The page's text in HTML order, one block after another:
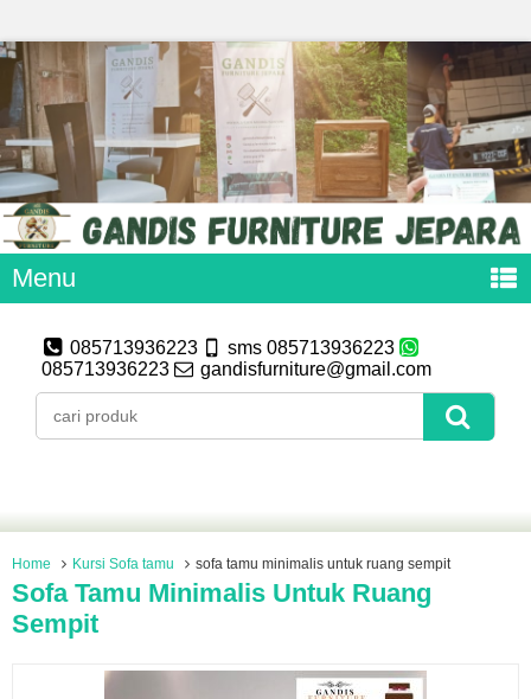
Menu
085713936223
sms 085713936223
085713936223
gandisfurniture@gmail.com
Home Kursi Sofa tamu sofa tamu minimalis untuk ruang sempit
Sofa Tamu Minimalis Untuk Ruang
Sempit